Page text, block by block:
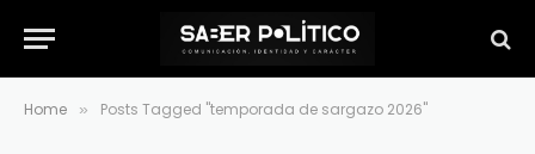
Home » Posts Tagged "temporada de sargazo 2026"